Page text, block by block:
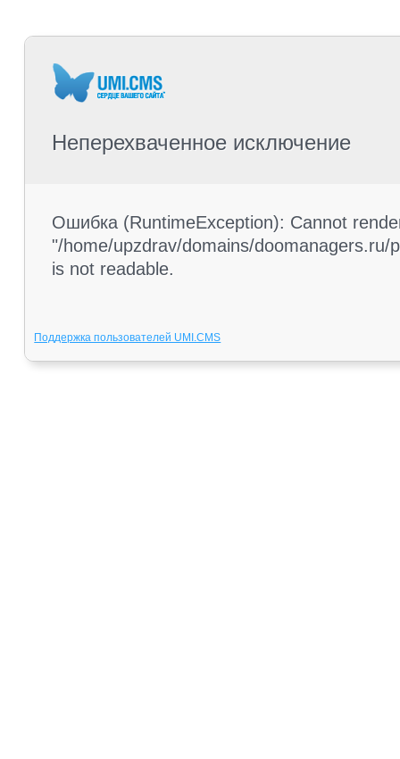
Неперехваченное исключение
Ошибка (RuntimeException): Cannot
"/home/upzdrav/domains/
is not readable.
Поддержка пользователей UMI.CMS